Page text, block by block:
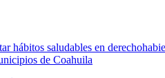
hábitos saludables en
de Coahuila